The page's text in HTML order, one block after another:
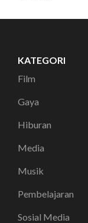
KATEGORI
Film
Gaya
Hiburan
Media
Musik
Pembelajaran
Sosial Media